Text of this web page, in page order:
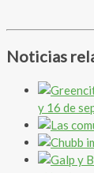
Noticias
y 16 de